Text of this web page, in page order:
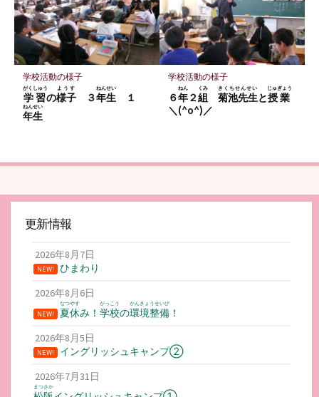
学校活動の様子
学習
がくしゅう
の様子
ようす
３年生
ねんせい
１
年生
ねんせい
学校活動の様子
６年
ねん
２組
くみ
菊池先生
きくちせんせい
と授業
じゅぎょう
＼(^o^)／
更新情報
2026年8月7日
NEW!
ひまわり
2026年8月6日
NEW! 夏休
なつやす
み！ 学校
がっこう
の環境整備
かんきょうせいび
！
2026年8月5日
NEW!
イングリッシュキャンプ②
2026年7月31日
まつさか